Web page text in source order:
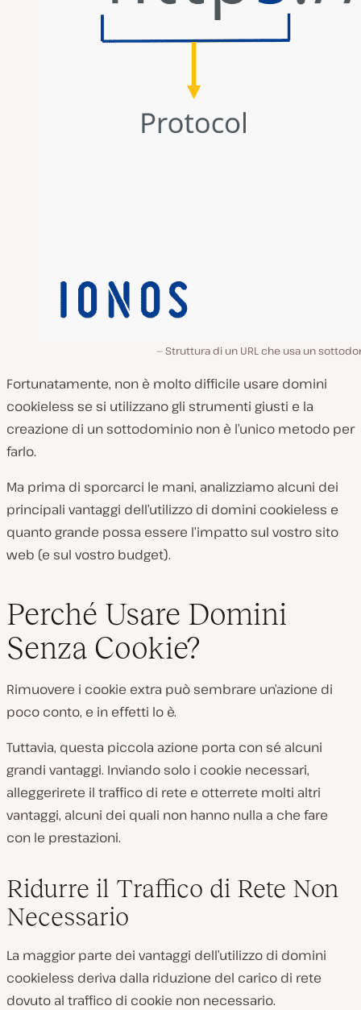
Struttura di un URL che usa un
Fortunatamente, non è molto difficile usare domini
cookieless se si utilizzano gli strumenti giusti e la
creazione di un sottodominio non è l’unico metodo per
farlo.
Ma prima di sporcarci le mani, analizziamo alcuni dei
principali vantaggi dell’utilizzo di domini cookieless e
quanto grande possa essere l’impatto sul vostro sito
web (e sul vostro budget).
Perché Usare Domini
Senza Cookie?
Rimuovere i cookie extra può sembrare un’azione di
poco conto, e in effetti lo è.
Tuttavia, questa piccola azione porta con sé alcuni
grandi vantaggi. Inviando solo i cookie necessari,
alleggerirete il traffico di rete e otterrete molti altri
vantaggi, alcuni dei quali non hanno nulla a che fare
con le prestazioni.
Ridurre il Traffico di Rete Non
Necessario
La maggior parte dei vantaggi dell’utilizzo di domini
cookieless deriva dalla riduzione del carico di rete
dovuto al traffico di cookie non necessario.